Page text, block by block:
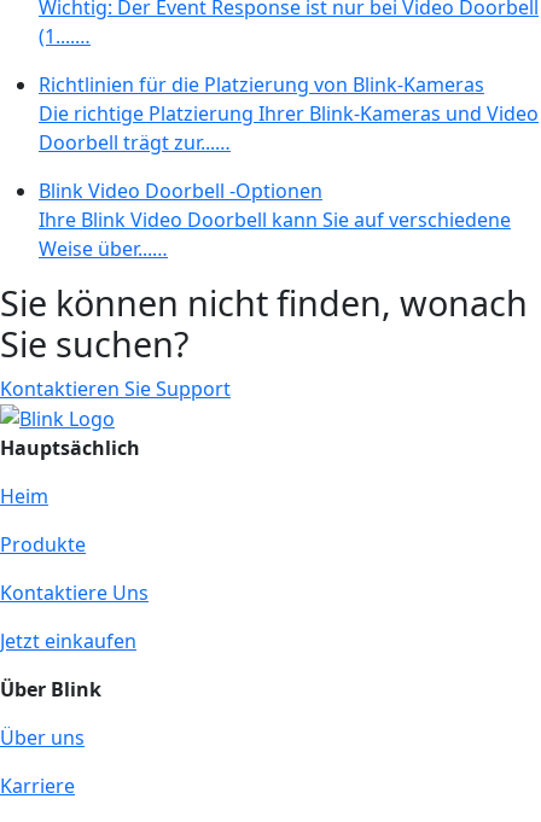
Wichtig: Der Event Response ist nur bei Video Doorbell
(1....…
Richtlinien für die Platzierung von Blink-Kameras
Die richtige Platzierung Ihrer Blink-Kameras und Video
Doorbell trägt zur...…
Blink Video Doorbell -Optionen
Ihre Blink Video Doorbell kann Sie auf verschiedene
Weise über...…
Sie können nicht finden, wonach
Sie suchen?
Kontaktieren Sie Support
Hauptsächlich
Heim
Produkte
Kontaktiere Uns
Jetzt einkaufen
Über Blink
Über uns
Karriere